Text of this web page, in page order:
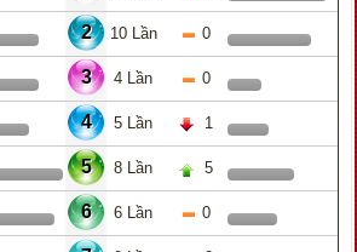
2 10 Lần 0
3 4 Lần 0
4 5 Lần 1
5 8 Lần 5
6 6 Lần 0